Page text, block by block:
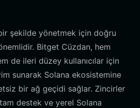
bir şekilde yönetmek için doğru
Bitget Cüzdan, hem
de ileri düzey kullanıcılar için
sunarak Solana ekosistemine
bir ağ geçidi sağlar. Zincirler
destek ve yerel Solana